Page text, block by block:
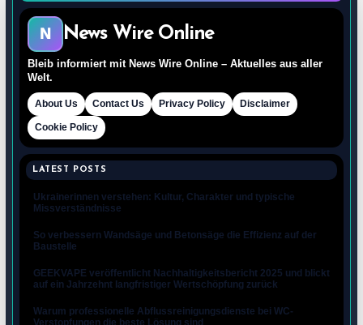
N News Wire Online
Bleib informiert mit News Wire Online – Aktuelles aus aller
Welt.
About Us Contact Us Privacy Policy Disclaimer
Cookie Policy
LATEST POSTS
Ukrainerinnen verstehen: Kultur, Charakter und typische
Missverständnisse
So verbessern Wandsäge und Betonsäge die Effizienz auf der
Baustelle
GEEKVAPE veröffentlicht Nachhaltigkeitsbericht 2025 und blickt
auf ein Jahrzehnt langfristiger Wertschöpfung zurück
Warum professionelle Abflussreinigungsdienste bei WC-